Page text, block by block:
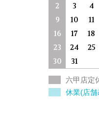
2
3 4
9
10 11
16
17 18
23
24 25
30
31
六甲店定
休業(店